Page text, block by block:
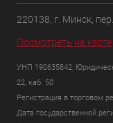
220138, г. Минск,
Посмотреть на карте
УНП 190635842,
22, каб. 50
Регистрация в торговом
Дата государственной